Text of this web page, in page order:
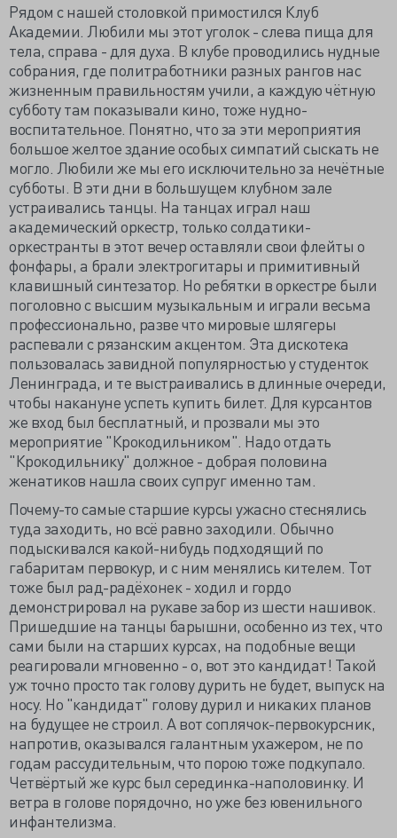
Рядом с нашей столовкой примостился Клуб
Академии. Любили мы этот уголок - слева пища для
тела, справа - для духа. В клубе проводились нудные
собрания, где политработники разных рангов нас
жизненным правильностям учили, а каждую чётную
субботу там показывали кино, тоже нудно-
воспитательное. Понятно, что за эти мероприятия
большое желтое здание особых симпатий сыскать не
могло. Любили же мы его исключительно за нечётные
субботы. В эти дни в большущем клубном зале
устраивались танцы. На танцах играл наш
академический оркестр, только солдатики-
оркестранты в этот вечер оставляли свои флейты о
фонфары, а брали электрогитары и примитивный
клавишный синтезатор. Но ребятки в оркестре были
поголовно с высшим музыкальным и играли весьма
профессионально, разве что мировые шлягеры
распевали с рязанским акцентом. Эта дискотека
пользовалась завидной популярностью у студенток
Ленинграда, и те выстраивались в длинные очереди,
чтобы накануне успеть купить билет. Для курсантов
же вход был бесплатный, и прозвали мы это
мероприятие "Крокодильником". Надо отдать
"Крокодильнику" должное - добрая половина
женатиков нашла своих супруг именно там.
Почему-то самые старшие курсы ужасно стеснялись
туда заходить, но всё равно заходили. Обычно
подыскивался какой-нибудь подходящий по
габаритам первокур, и с ним менялись кителем. Тот
тоже был рад-радёхонек - ходил и гордо
демонстрировал на рукаве забор из шести нашивок.
Пришедшие на танцы барышни, особенно из тех, что
сами были на старших курсах, на подобные вещи
реагировали мгновенно - о, вот это кандидат! Такой
уж точно просто так голову дурить не будет, выпуск на
носу. Но "кандидат" голову дурил и никаких планов
на будущее не строил. А вот соплячок-первокурсник,
напротив, оказывался галантным ухажером, не по
годам рассудительным, что порою тоже подкупало.
Четвёртый же курс был серединка-наполовинку. И
ветра в голове порядочно, но уже без ювенильного
инфантелизма.